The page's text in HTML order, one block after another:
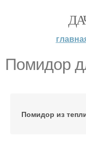
Помидор
Помидор из